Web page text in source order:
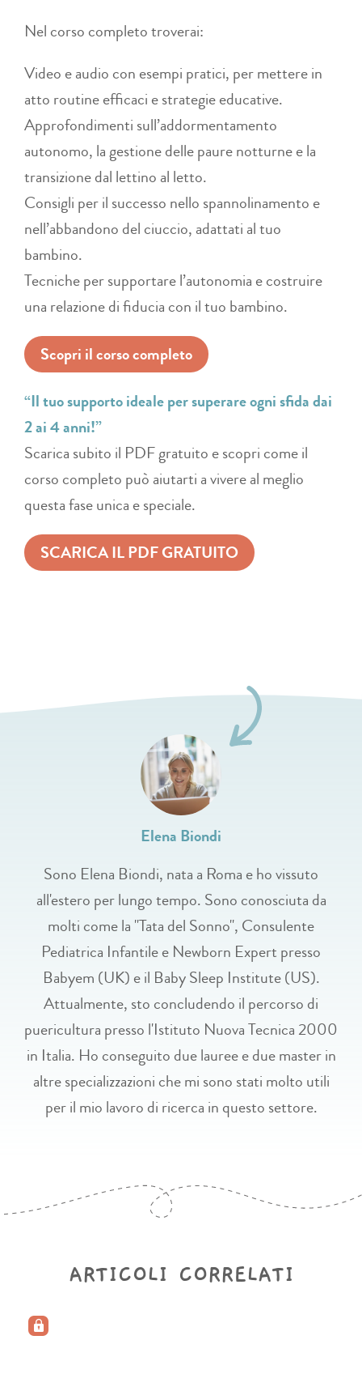
Nel corso completo troverai:
Video e audio con esempi pratici, per mettere in
atto routine efficaci e strategie educative​​.
Approfondimenti sull’addormentamento
autonomo, la gestione delle paure notturne e la
transizione dal lettino al letto​​.
Consigli per il successo nello spannolinamento e
nell’abbandono del ciuccio, adattati al tuo
bambino​.
Tecniche per supportare l’autonomia e costruire
una relazione di fiducia con il tuo bambino​​.
Scopri il corso completo
“Il tuo supporto ideale per superare ogni sfida dai
2 ai 4 anni!”
Scarica subito il PDF gratuito e scopri come il
corso completo può aiutarti a vivere al meglio
questa fase unica e speciale.
SCARICA IL PDF GRATUITO
Elena Biondi
Sono Elena Biondi, nata a Roma e ho vissuto
all'estero per lungo tempo. Sono conosciuta da
molti come la "Tata del Sonno", Consulente
Pediatrica Infantile e Newborn Expert presso
Babyem (UK) e il Baby Sleep Institute (US).
Attualmente, sto concludendo il percorso di
puericultura presso l'Istituto Nuova Tecnica 2000
in Italia. Ho conseguito due lauree e due master in
altre specializzazioni che mi sono stati molto utili
per il mio lavoro di ricerca in questo settore.
ARTICOLI CORRELATI